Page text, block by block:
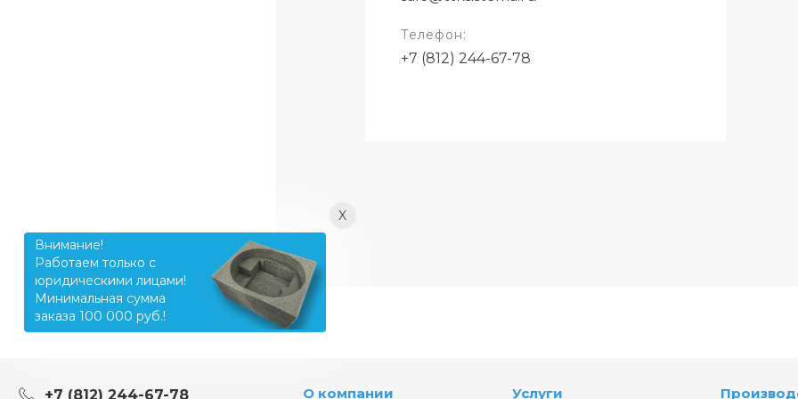
Телефон:
+7 (812) 244-67-78
+7 (812) 244-67-78 О компании Услуги
X
Внимание!
Работаем только с
юридическими лицами!
Минимальная сумма
заказа 100 000 руб.!